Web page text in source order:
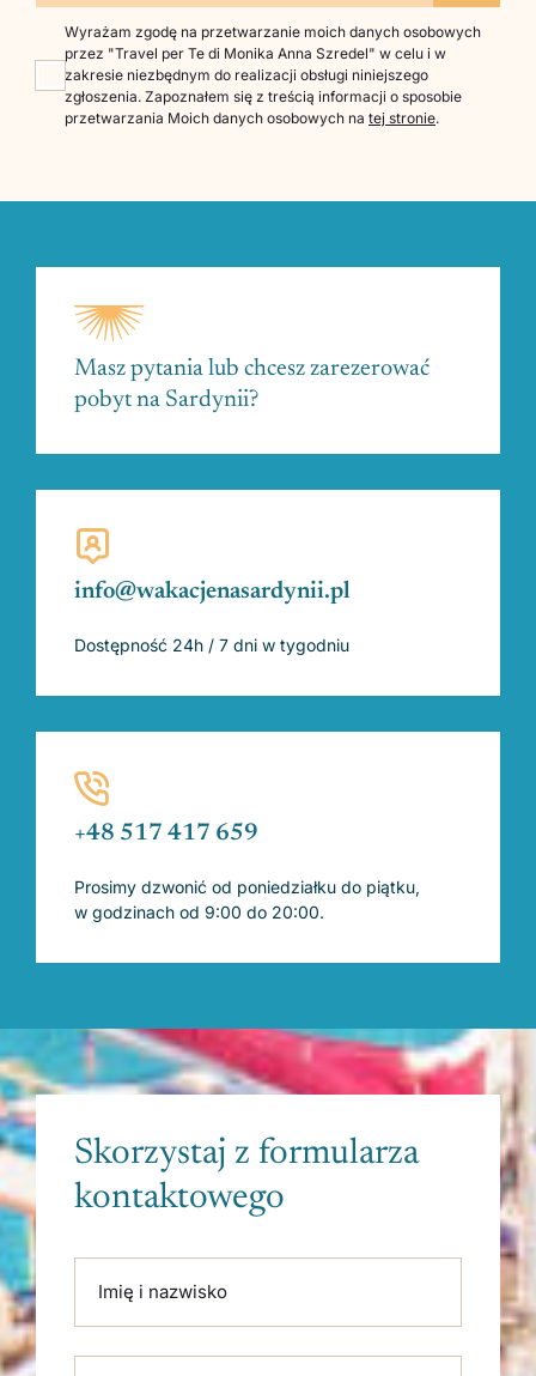
Wyrażam zgodę na przetwarzanie moich danych osobowych
przez "Travel per Te di Monika Anna Szredel" w celu i w
zakresie niezbędnym do realizacji obsługi niniejszego
zgłoszenia. Zapoznałem się z treścią informacji o sposobie
przetwarzania Moich danych osobowych na tej stronie.
Masz pytania lub chcesz zarezerować
pobyt na Sardynii?
info@wakacjenasardynii.pl
Dostępność 24h / 7 dni w tygodniu
+48 517 417 659
Prosimy dzwonić od poniedziałku do piątku,
w godzinach od 9:00 do 20:00.
Skorzystaj z formularza
kontaktowego
Imię i nazwisko